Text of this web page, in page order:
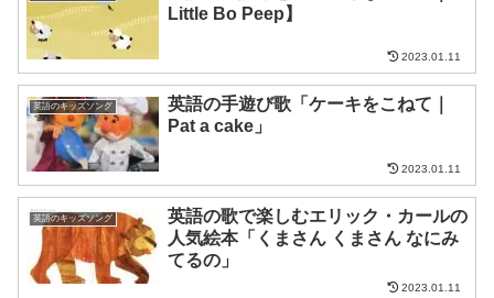
Little Bo Peep】
2023.01.11
英語のキッズソング
英語の手遊び歌「ケーキをこねて｜
Pat a cake」
2023.01.11
英語のキッズソング
英語の歌で楽しむエリック・カールの
人気絵本「くまさん くまさん なにみ
てるの」
2023.01.11